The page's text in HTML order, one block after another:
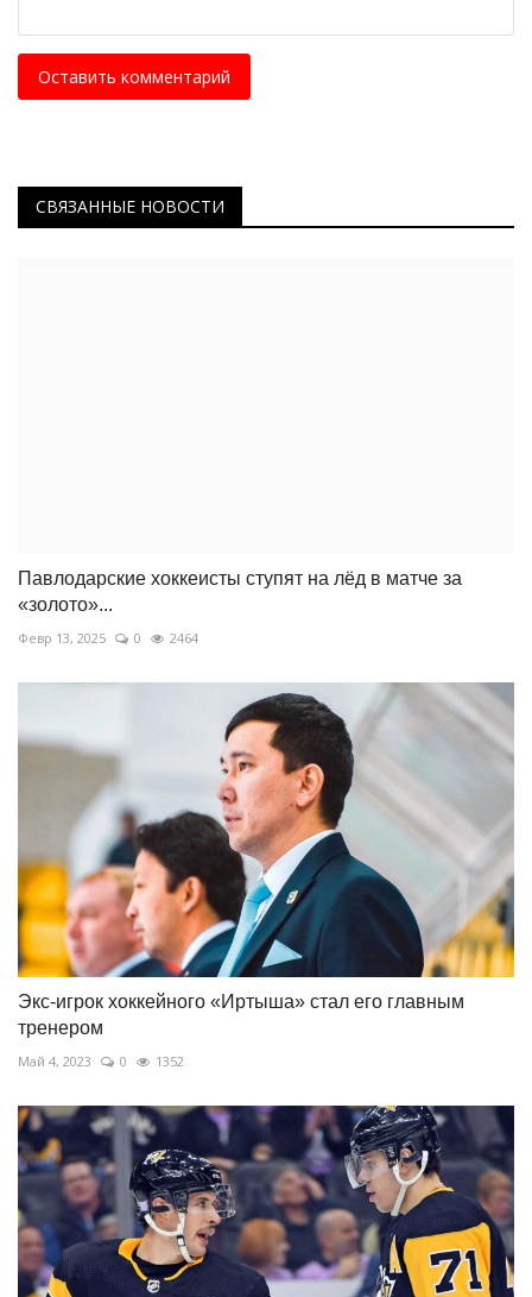
Оставить комментарий
СВЯЗАННЫЕ НОВОСТИ
Павлодарские хоккеисты ступят на лёд в матче за
«золото»...
Февр 13, 2025 0 2464
Экс-игрок хоккейного «Иртыша» стал его главным
тренером
Май 4, 2023 0 1352